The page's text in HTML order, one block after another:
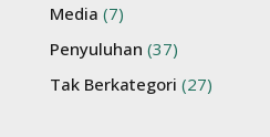
Media (7)
Penyuluhan (37)
Tak Berkategori (27)